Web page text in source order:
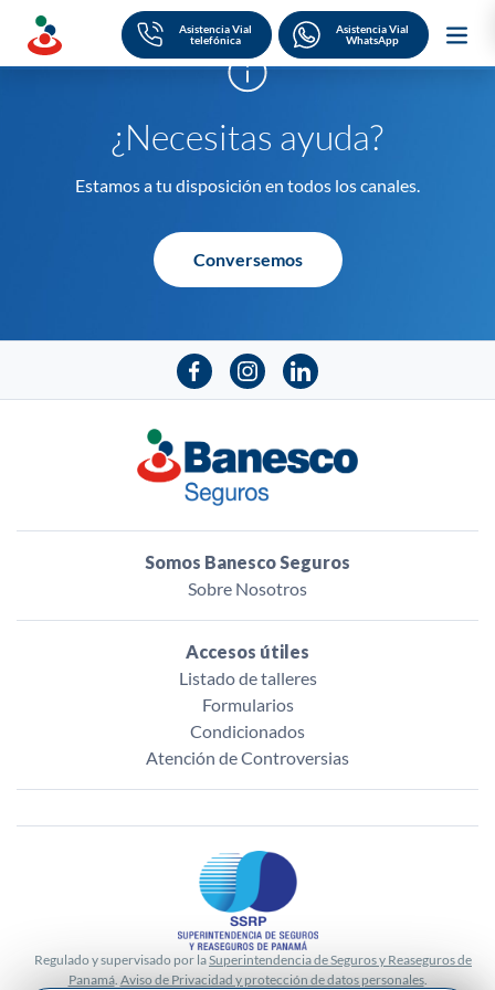
content
Asistencia Vial
telefónica
Asistencia Vial
¿Necesitas ayuda?
Estamos a tu disposición en todos los canales.
Conversemos
Somos Banesco Seguros
Sobre Nosotros
Accesos útiles
Listado de talleres
Formularios
Condicionados
Atención de Controversias
Regulado y supervisado por laSuperintendencia de Seguros y Reaseguros de
Panamá. Aviso de Privacidad y protección de datos personales.